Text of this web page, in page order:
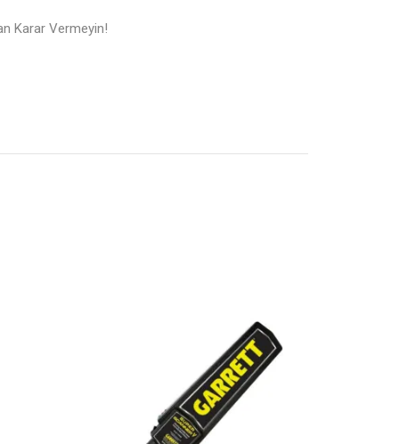
Karar Vermeyin!